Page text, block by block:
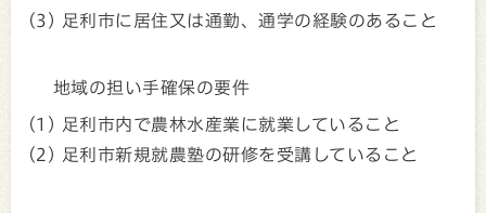
(3) 足利市に居住又は通勤、通学の経験のあること
地域の担い手確保の要件
(1) 足利市内で農林水産業に就業していること
(2) 足利市新規就農塾の研修を受講していること